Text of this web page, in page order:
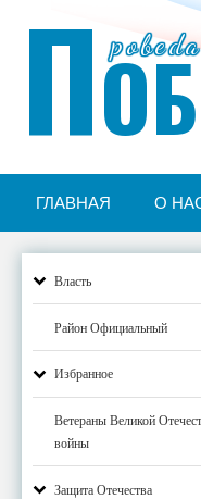
П
ГЛАВНАЯ О
Власть
Район Официальный
Избранное
Ветераны Великой
войны
Защита Отечества